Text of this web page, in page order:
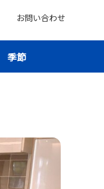
お問い合わせ
季節